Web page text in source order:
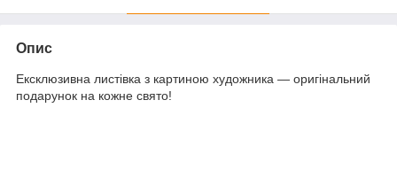
Опис
Ексклюзивна листівка з картиною художника — оригінальний
подарунок на кожне свято!